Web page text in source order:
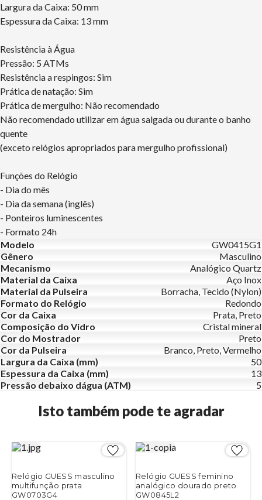
Largura da Caixa: 50 mm
Espessura da Caixa: 13 mm
Resistência à Água
Pressão: 5 ATMs
Resistência a respingos: Sim
Prática de natação: Sim
Prática de mergulho: Não recomendado
Não recomendado utilizar em água salgada ou durante o banho
quente
(exceto relógios apropriados para mergulho profissional)
Funções do Relógio
- Dia do mês
- Dia da semana (inglês)
- Ponteiros luminescentes
- Formato 24h
Modelo
GW0415G1
Gênero
Masculino
Mecanismo
Analógico Quartz
Material da Caixa
Aço Inox
Material da Pulseira
Borracha, Tecido (Nylon)
Formato do Relógio
Redondo
Cor da Caixa
Prata, Preto
Composição do Vidro
Cristal mineral
Cor do Mostrador
Preto
Cor da Pulseira
Branco, Preto, Vermelho
Largura da Caixa (mm)
50
Espessura da Caixa (mm)
13
Pressão debaixo dágua (ATM)
5
Isto também pode te agradar
Relógio GUESS masculino
multifunção prata
GW0703G4
Relógio GUESS feminino
analógico dourado preto
GW0845L2